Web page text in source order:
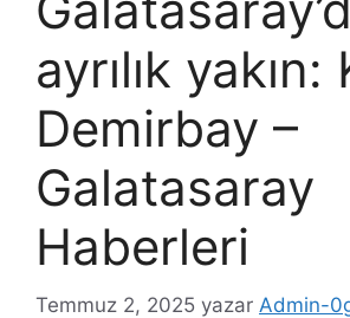
ayrılık yakın:
Demirbay –
Galatasaray
Haberleri
Temmuz 2, 2025 yazar Admin-